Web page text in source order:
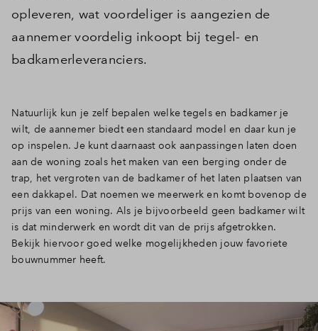
opleveren, wat voordeliger is aangezien de
aannemer voordelig inkoopt bij tegel- en
badkamerleveranciers.
Natuurlijk kun je zelf bepalen welke tegels en badkamer je
wilt, de aannemer biedt een standaard model en daar kun je
op inspelen. Je kunt daarnaast ook aanpassingen laten doen
aan de woning zoals het maken van een berging onder de
trap, het vergroten van de badkamer of het laten plaatsen van
een dakkapel. Dat noemen we meerwerk en komt bovenop de
prijs van een woning. Als je bijvoorbeeld geen badkamer wilt
is dat minderwerk en wordt dit van de prijs afgetrokken.
Bekijk hiervoor goed welke mogelijkheden jouw favoriete
bouwnummer heeft.